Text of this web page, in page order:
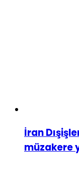
İran
müzakere